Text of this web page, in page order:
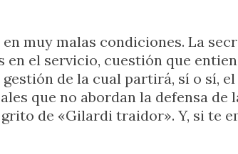
muy malas condiciones. La
el servicio, cuestión que
de la cual partirá, sí o sí, el
que no abordan la defensa de
de «Gilardi traidor». Y, si te